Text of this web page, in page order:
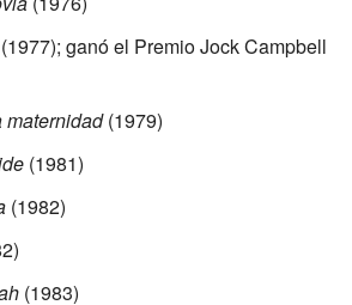
(1977); ganó el Premio Jock Campbell
maternidad(1979)
(1981)
(1982)
(1983)